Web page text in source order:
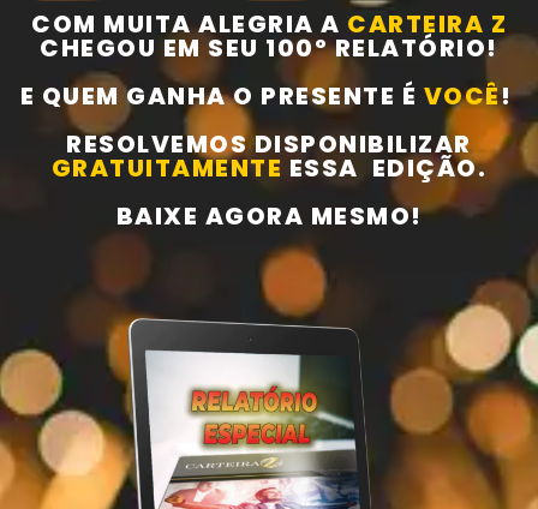
COM MUITA ALEGRIA A CARTEIRA Z
CHEGOU EM SEU 100º RELATÓRIO!
E QUEM GANHA O PRESENTE É VOCÊ!
RESOLVEMOS DISPONIBILIZAR
GRATUITAMENTE ESSA EDIÇÃO.
BAIXE AGORA MESMO!